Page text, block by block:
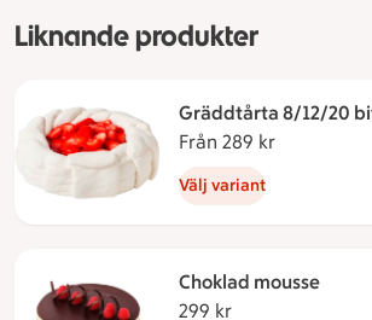
Liknande produkter
Gräddtårta 8/12/20
Från 289 kr
Välj variant
Choklad mousse
299 kr